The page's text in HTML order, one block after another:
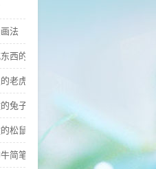
法
西的蚂蚁简笔画好看
老虎简笔画图片大全
兔子简笔画步骤
松鼠简笔画简单又好看
简笔画简单